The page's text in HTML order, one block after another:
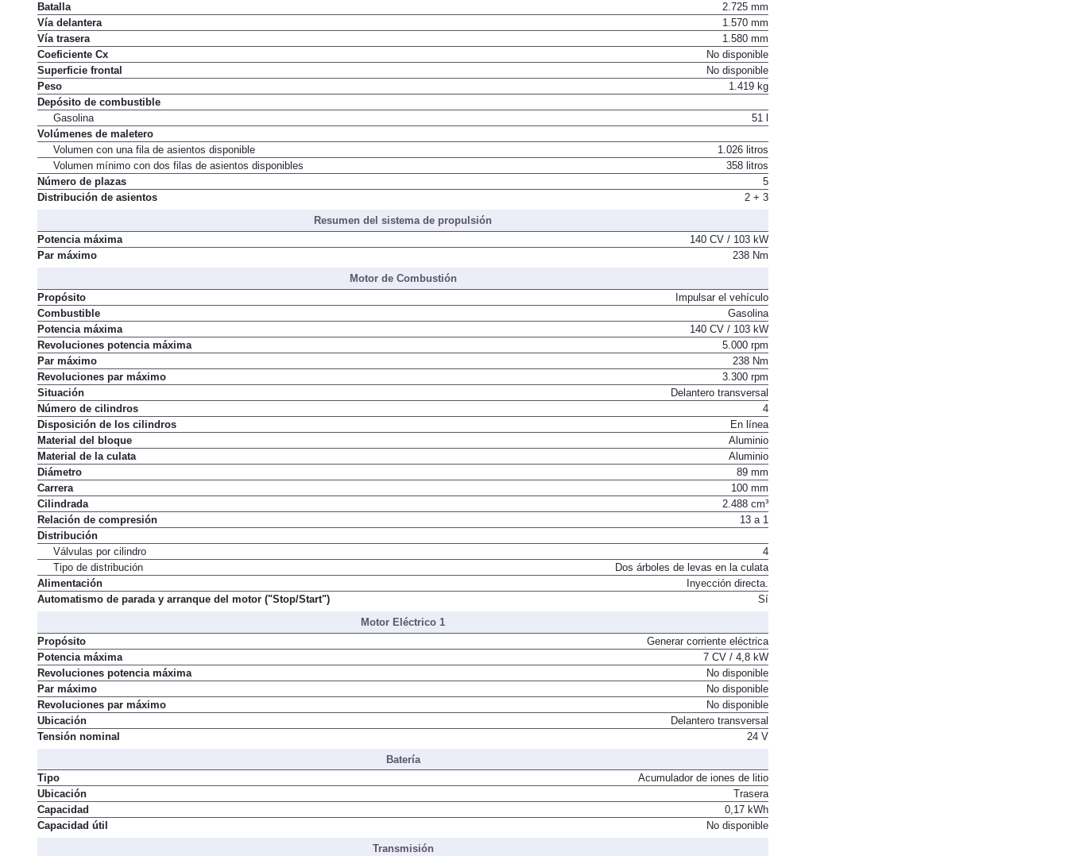
Batalla
2.725 mm
Vía delantera
1.570 mm
Vía trasera
1.580 mm
Coeficiente Cx
No disponible
Superficie frontal
No disponible
Peso
1.419 kg
Depósito de combustible
Gasolina
51 l
Volúmenes de maletero
Volumen con una fila de asientos disponible
1.026 litros
Volumen mínimo con dos filas de asientos disponibles
358 litros
Número de plazas
5
Distribución de asientos
2 + 3
Resumen del sistema de propulsión
Potencia máxima
140 CV / 103 kW
Par máximo
238 Nm
Motor de Combustión
Propósito
Impulsar el vehículo
Combustible
Gasolina
Potencia máxima
140 CV / 103 kW
Revoluciones potencia máxima
5.000 rpm
Par máximo
238 Nm
Revoluciones par máximo
3.300 rpm
Situación
Delantero transversal
Número de cilindros
4
Disposición de los cilindros
En línea
Material del bloque
Aluminio
Material de la culata
Aluminio
Diámetro
89 mm
Carrera
100 mm
Cilindrada
2.488 cm³
Relación de compresión
13 a 1
Distribución
Válvulas por cilindro
4
Tipo de distribución
Dos árboles de levas en la culata
Alimentación
Inyección directa.
Automatismo de parada y arranque del motor ("Stop/Start")
Sí
Motor Eléctrico 1
Propósito
Generar corriente eléctrica
Potencia máxima
7 CV / 4,8 kW
Revoluciones potencia máxima
No disponible
Par máximo
No disponible
Revoluciones par máximo
No disponible
Ubicación
Delantero transversal
Tensión nominal
24 V
Batería
Tipo
Acumulador de iones de litio
Ubicación
Trasera
Capacidad
0,17 kWh
Capacidad útil
No disponible
Transmisión